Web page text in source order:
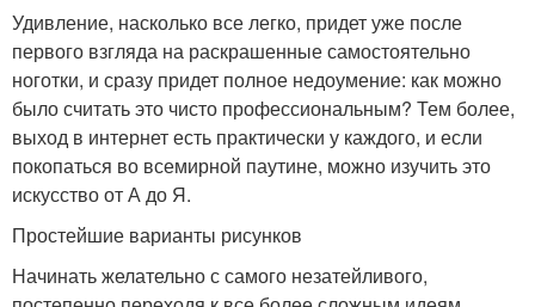
Удивление, насколько все легко, придет уже после
первого взгляда на раскрашенные самостоятельно
ноготки, и сразу придет полное недоумение: как можно
было считать это чисто профессиональным? Тем более,
выход в интернет есть практически у каждого, и если
покопаться во всемирной паутине, можно изучить это
искусство от А до Я.
Простейшие варианты рисунков
Начинать желательно с самого незатейливого,